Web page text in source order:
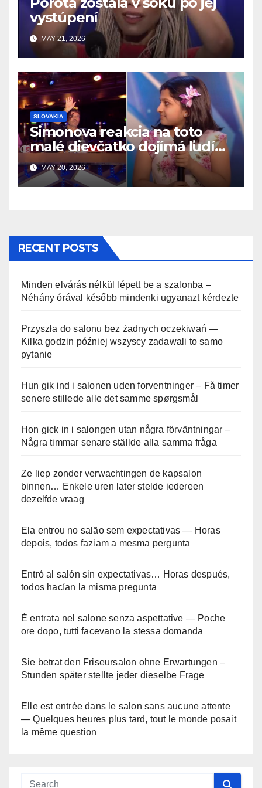
vystúpení
MAY 21, 2026
SLOVAKIA
Simonova reakcia na toto
malé dievčatko dojímá ľudí
po celom svete
MAY 20, 2026
RECENT POSTS
Minden elvárás nélkül lépett be a szalonba –
Néhány órával később mindenki ugyanazt kérdezte
Przyszła do salonu bez żadnych oczekiwań —
Kilka godzin później wszyscy zadawali to samo
pytanie
Hun gik ind i salonen uden forventninger – Få timer
senere stillede alle det samme spørgsmål
Hon gick in i salongen utan några förväntningar –
Några timmar senare ställde alla samma fråga
Ze liep zonder verwachtingen de kapsalon
binnen… Enkele uren later stelde iedereen
dezelfde vraag
Ela entrou no salão sem expectativas — Horas
depois, todos faziam a mesma pergunta
Entró al salón sin expectativas… Horas después,
todos hacían la misma pregunta
È entrata nel salone senza aspettative — Poche
ore dopo, tutti facevano la stessa domanda
Sie betrat den Friseursalon ohne Erwartungen –
Stunden später stellte jeder dieselbe Frage
Elle est entrée dans le salon sans aucune attente
— Quelques heures plus tard, tout le monde posait
la même question